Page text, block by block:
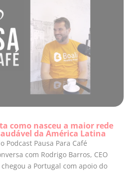
como nasceu a maior rede
da América Latina
Podcast Pausa Para Café
com Rodrigo Barros, CEO
a Portugal com apoio do